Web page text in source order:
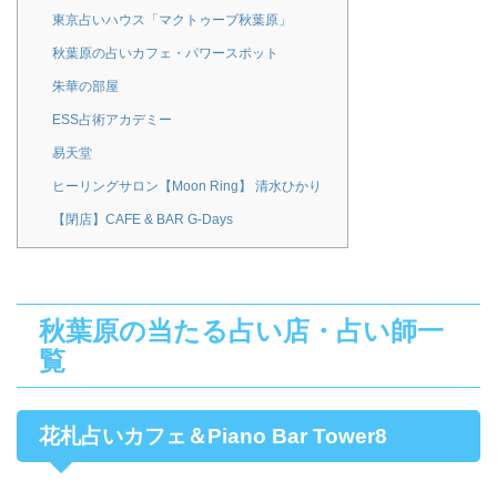
東京占いハウス「マクトゥーブ秋葉原」
秋葉原の占いカフェ・パワースポット
朱華の部屋
ESS占術アカデミー
易天堂
ヒーリングサロン【Moon Ring】 清水ひかり
【閉店】CAFE & BAR G-Days
秋葉原の当たる占い店・占い師一
覧
花札占いカフェ＆Piano Bar Tower8